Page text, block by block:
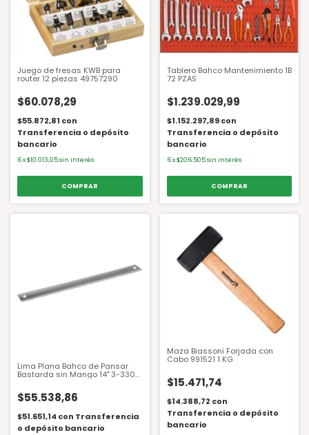
Juego de fresas KWB para
router 12 piezas 49757290
$60.078,29
$55.872,81 con
Transferencia o depósito
bancario
6x$10.013,05sin interés
Tablero Bahco Mantenimiento 1B
72 PZAS
$1.239.029,99
$1.152.297,89con
Transferencia o depósito
bancario
6 x$206.505 sin interés
Lima Plana Bahco de Pansar
Bastarda sin Mango 14" 3-330-
$55.538,86
$51.651,14 con Transferencia
o depósito bancario
Maza Biassoni Forjada con
Cabo 991521 1 KG
$15.471,74
$14.388,72 con
Transferencia o depósito
bancario